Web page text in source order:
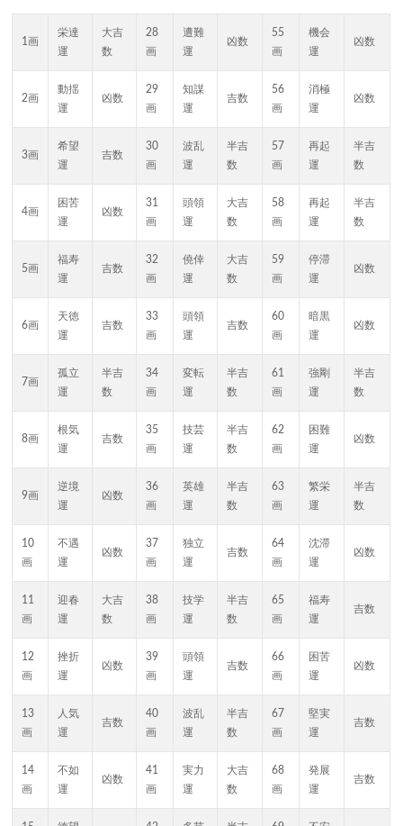
1画
栄達
運
大吉
数
28
画
遭難
運
凶数
55
画
機会
運
凶数
2画
動揺
運
凶数
29
画
知謀
運
吉数
56
画
消極
運
凶数
3画
希望
運
吉数
30
画
波乱
運
半吉
数
57
画
再起
運
半吉
数
4画
困苦
運
凶数
31
画
頭領
運
大吉
数
58
画
再起
運
半吉
数
5画
福寿
運
吉数
32
画
僥倖
運
大吉
数
59
画
停滞
運
凶数
6画
天徳
運
吉数
33
画
頭領
運
吉数
60
画
暗黒
運
凶数
7画
孤立
運
半吉
数
34
画
変転
運
半吉
数
61
画
強剛
運
半吉
数
8画
根気
運
吉数
35
画
技芸
運
半吉
数
62
画
困難
運
凶数
9画
逆境
運
凶数
36
画
英雄
運
半吉
数
63
画
繁栄
運
半吉
数
10
画
不遇
運
凶数
37
画
独立
運
吉数
64
画
沈滞
運
凶数
11
画
迎春
運
大吉
数
38
画
技学
運
半吉
数
65
画
福寿
運
吉数
12
画
挫折
運
凶数
39
画
頭領
運
吉数
66
画
困苦
運
凶数
13
画
人気
運
吉数
40
画
波乱
運
半吉
数
67
画
堅実
運
吉数
14
画
不如
運
凶数
41
画
実力
運
大吉
数
68
画
発展
運
吉数